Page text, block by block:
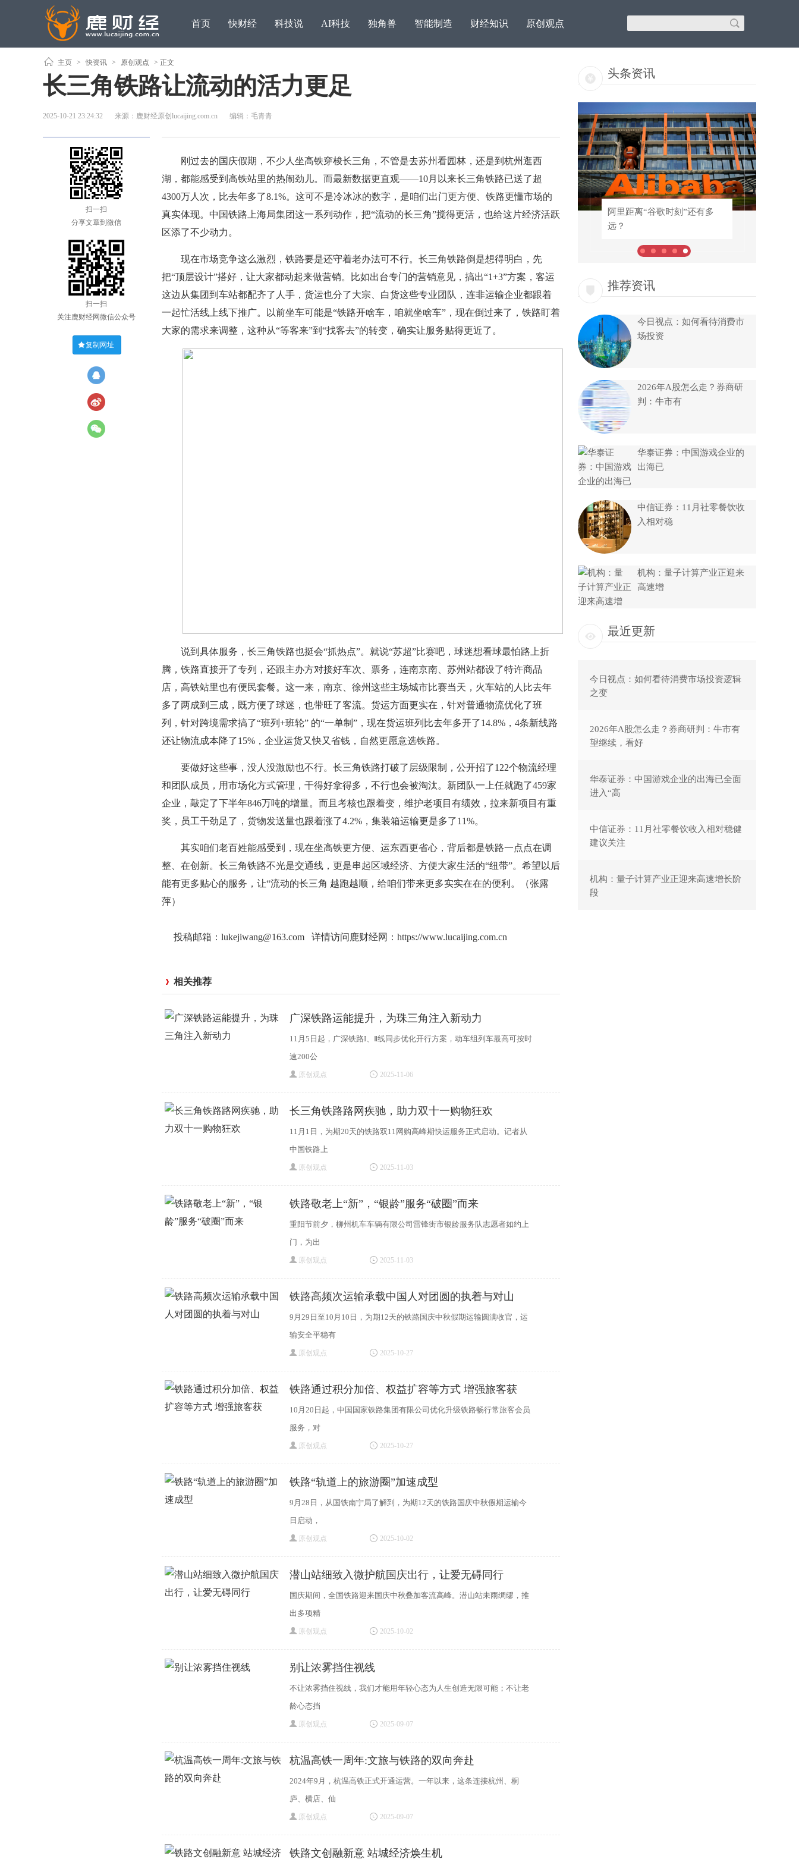
首页 快财经 科技说 AI科技 独角兽 智能制造 财经知识 原创观点
主页 > 快资讯 > 原创观点 > 正文
长三角铁路让流动的活力更足
2025-10-21 23:24:32 来源：鹿财经原创lucaijing.com.cn 编辑：毛青青
扫一扫
分享文章到微信
扫一扫
关注鹿财经网微信公众号
复制网址
刚过去的国庆假期，不少人坐高铁穿梭长三角，不管是去苏州看园林，还是到杭州逛西
湖，都能感受到高铁站里的热闹劲儿。而最新数据更直观——10月以来长三角铁路已送了超
4300万人次，比去年多了8.1%。这可不是冷冰冰的数字，是咱们出门更方便、铁路更懂市场的
真实体现。中国铁路上海局集团这一系列动作，把“流动的长三角”搅得更活，也给这片经济活跃
区添了不少动力。
现在市场竞争这么激烈，铁路要是还守着老办法可不行。长三角铁路倒是想得明白，先
把“顶层设计”搭好，让大家都动起来做营销。比如出台专门的营销意见，搞出“1+3”方案，客运
这边从集团到车站都配齐了人手，货运也分了大宗、白货这些专业团队，连非运输企业都跟着
一起忙活线上线下推广。以前坐车可能是“铁路开啥车，咱就坐啥车”，现在倒过来了，铁路盯着
大家的需求来调整，这种从“等客来”到“找客去”的转变，确实让服务贴得更近了。
说到具体服务，长三角铁路也挺会“抓热点”。就说“苏超”比赛吧，球迷想看球最怕路上折
腾，铁路直接开了专列，还跟主办方对接好车次、票务，连南京南、苏州站都设了特许商品
店，高铁站里也有便民套餐。这一来，南京、徐州这些主场城市比赛当天，火车站的人比去年
多了两成到三成，既方便了球迷，也带旺了客流。货运方面更实在，针对普通物流优化了班
列，针对跨境需求搞了“班列+班轮” 的“一单制”，现在货运班列比去年多开了14.8%，4条新线路
还让物流成本降了15%，企业运货又快又省钱，自然更愿意选铁路。
要做好这些事，没人没激励也不行。长三角铁路打破了层级限制，公开招了122个物流经理
和团队成员，用市场化方式管理，干得好拿得多，不行也会被淘汰。新团队一上任就跑了459家
企业，敲定了下半年846万吨的增量。而且考核也跟着变，维护老项目有绩效，拉来新项目有重
奖，员工干劲足了，货物发送量也跟着涨了4.2%，集装箱运输更是多了11%。
其实咱们老百姓能感受到，现在坐高铁更方便、运东西更省心，背后都是铁路一点点在调
整、在创新。长三角铁路不光是交通线，更是串起区域经济、方便大家生活的“纽带”。希望以后
能有更多贴心的服务，让“流动的长三角 越跑越顺，给咱们带来更多实实在在的便利。（张露
萍）
投稿邮箱：lukejiwang@163.com 详情访问鹿财经网： https://www.lucaijing.com.cn
相关推荐
广深铁路运能提升，为珠三角注入新动力
11月5日起，广深铁路I、Ⅱ线同步优化开行方案，动车组列车最高可按时
速200公
原创观点 2025-11-06
长三角铁路路网疾驰，助力双十一购物狂欢
11月1日，为期20天的铁路双11网购高峰期快运服务正式启动。记者从
中国铁路上
原创观点 2025-11-03
铁路敬老上“新”，“银龄”服务“破圈”而来
重阳节前夕，柳州机车车辆有限公司雷锋街市银龄服务队志愿者如约上
门，为出
原创观点 2025-11-03
铁路高频次运输承载中国人对团圆的执着与对山
9月29日至10月10日，为期12天的铁路国庆中秋假期运输圆满收官，运
输安全平稳有
原创观点 2025-10-27
铁路通过积分加倍、权益扩容等方式 增强旅客获
10月20日起，中国国家铁路集团有限公司优化升级铁路畅行常旅客会员
服务，对
原创观点 2025-10-27
铁路“轨道上的旅游圈”加速成型
9月28日，从国铁南宁局了解到，为期12天的铁路国庆中秋假期运输今
日启动，
原创观点 2025-10-02
潜山站细致入微护航国庆出行，让爱无碍同行
国庆期间，全国铁路迎来国庆中秋叠加客流高峰。潜山站未雨绸缪，推
出多项精
原创观点 2025-10-02
别让浓雾挡住视线
不让浓雾挡住视线，我们才能用年轻心态为人生创造无限可能；不让老
龄心态挡
原创观点 2025-09-07
杭温高铁一周年:文旅与铁路的双向奔赴
2024年9月，杭温高铁正式开通运营。一年以来，这条连接杭州、桐
庐、横店、仙
原创观点 2025-09-07
铁路文创融新意 站城经济焕生机
头条资讯
追梦之路，稳比快更重要！专
阿里距离“谷歌时刻”还有多
远？
阿里距离“谷歌时刻”还有多
远？
推荐资讯
今日视点：如何看待消费市
场投资
2026年A股怎么走？券商研
判：牛市有
华泰证券：中国游戏企业的
出海已
中信证券：11月社零餐饮收
入相对稳
机构：量子计算产业正迎来
高速增
最近更新
今日视点：如何看待消费市场投资逻辑
之变
2026年A股怎么走？券商研判：牛市有
望继续，看好
华泰证券：中国游戏企业的出海已全面
进入“高
中信证券：11月社零餐饮收入相对稳健
建议关注
机构：量子计算产业正迎来高速增长阶
段